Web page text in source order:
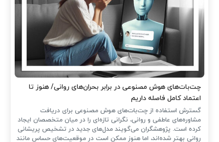
چت‌بات‌های هوش مصنوعی در برابر بحران‌های روانی/ هنوز تا
اعتماد کامل فاصله داریم
گسترش استفاده از چت‌بات‌های هوش مصنوعی برای دریافت
مشاوره‌های عاطفی و روانی، نگرانی تازه‌ای را در میان متخصصان ایجاد
کرده است. پژوهشگران می‌گویند مدل‌های جدید در تشخیص پریشانی
روانی بهتر شده‌اند، اما هنوز ممکن است در موقعیت‌های حساس مانند